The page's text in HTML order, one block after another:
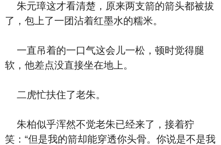
朱元璋这才看清楚，原来两支箭的箭头都被拔
了，包上了一团沾着红墨水的糯米。
一直吊着的一口气这会儿一松，顿时觉得腿
软，他差点没直接坐在地上。
二虎忙扶住了老朱。
朱柏似乎浑然不觉老朱已经来了，接着狞
笑：“但是我的箭却能穿透你头骨。你说是不是我